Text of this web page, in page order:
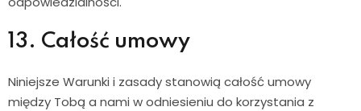
13. Całość umowy
Niniejsze Warunki i zasady stanowią całość umowy
między Tobą a nami w odniesieniu do korzystania z